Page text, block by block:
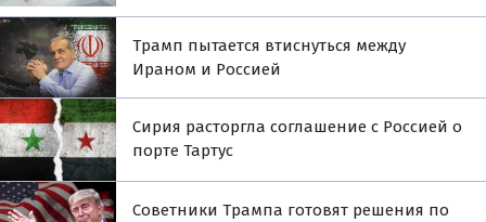
Трамп пытается втиснуться между
Ираном и Россией
Сирия расторгла соглашение с Россией о
порте Тартус
Советники Трампа готовят решения по